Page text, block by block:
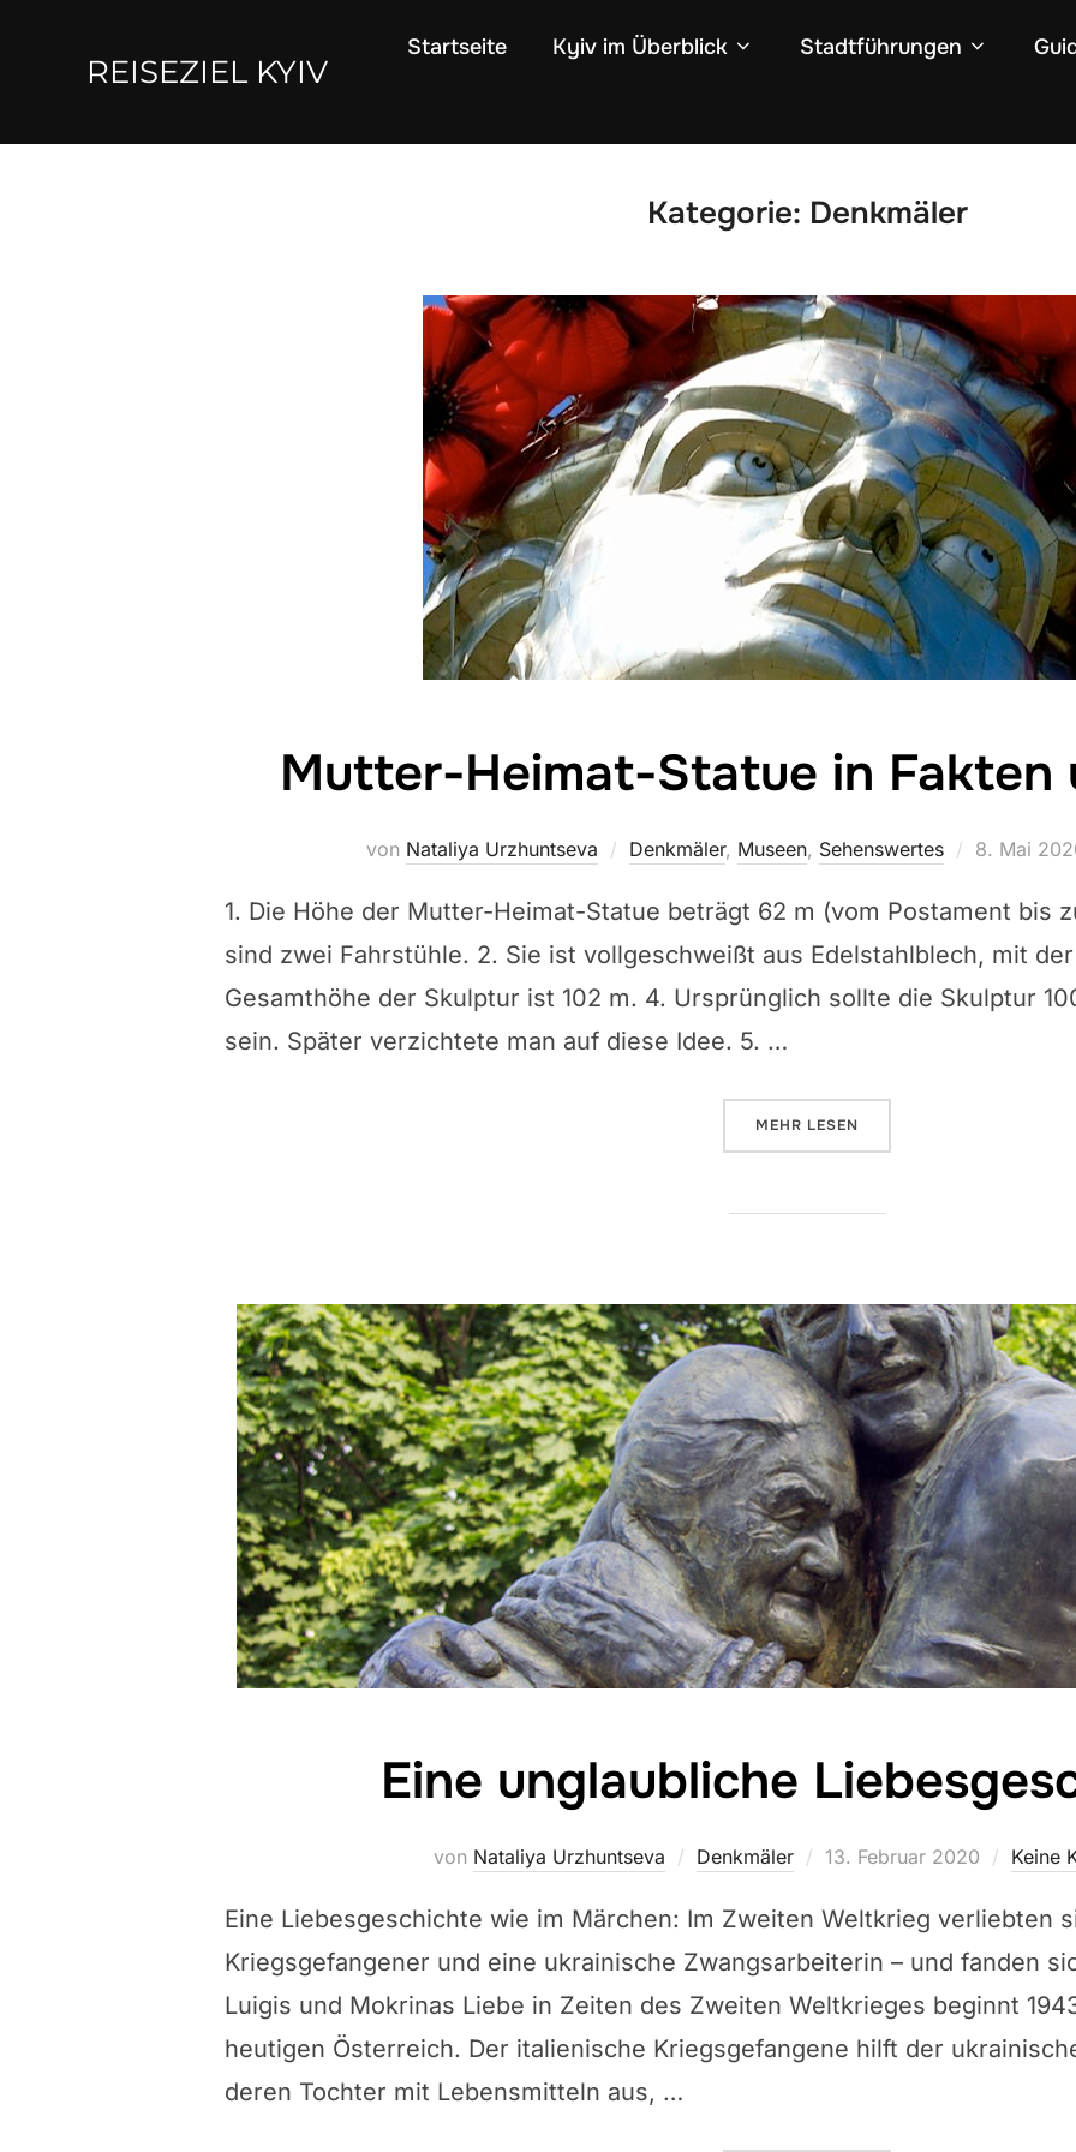
REISEZIEL KYIV
Startseite Kyiv im Überblick Stadtführungen
Kategorie: Denkmäler
Mutter-Heimat-Statue in Fakten
von Nataliya Urzhuntseva Denkmäler, Museen, Sehenswertes 8. Mai
1. Die Höhe der Mutter-Heimat-Statue beträgt 62 m (vom Postament bis
sind zwei Fahrstühle. 2. Sie ist vollgeschweißt aus Edelstahlblech, mit
Gesamthöhe der Skulptur ist 102 m. 4. Ursprünglich sollte die Skulptur
sein. Später verzichtete man auf diese Idee. 5. …
MEHR ÜBER „MUTTER-HEIMAT-STATUE
LESEN
Eine unglaubliche
von Nataliya Urzhuntseva Denkmäler
Veröffentlicht
13. Februar 2020 Keine
Eine Liebesgeschichte wie im Märchen: Im Zweiten Weltkrieg verliebten
Kriegsgefangener und eine ukrainische Zwangsarbeiterin – und fanden
Luigis und Mokrinas Liebe in Zeiten des Zweiten Weltkrieges beginnt
heutigen Österreich. Der italienische Kriegsgefangene hilft der
deren Tochter mit Lebensmitteln aus, …